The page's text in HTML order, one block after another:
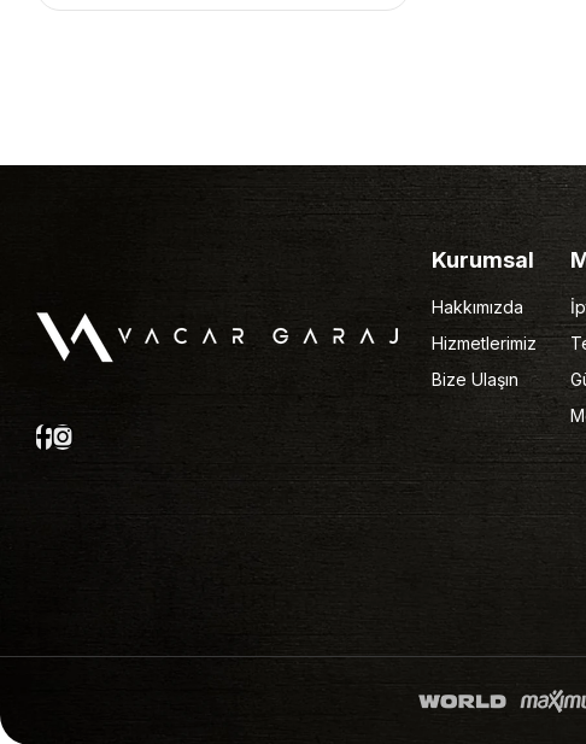
Kurumsal
Hakkımızda
Hizmetlerimiz
Bize Ulaşın